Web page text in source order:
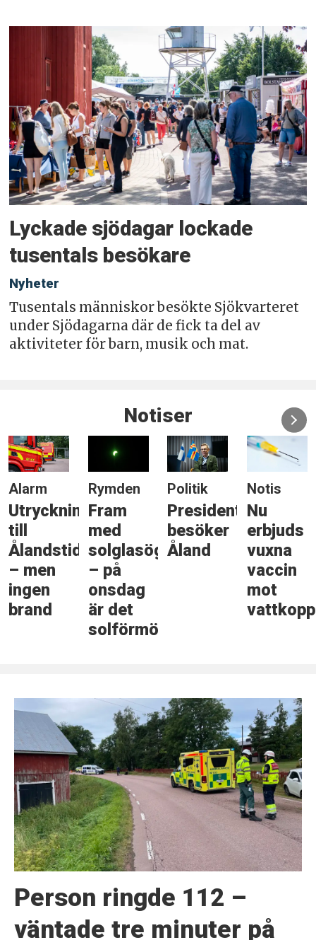
Lyckade sjödagar lockade
tusentals besökare
Nyheter
Tusentals människor besökte Sjökvarteret
under Sjödagarna där de fick ta del av
aktiviteter för barn, musik och mat.
Notiser
Alarm
Utryckning
till
Ålandstidningen
– men
ingen
brand
Rymden
Fram
med
solglasögonen
– på
onsdag
är det
solförmörkelse
Politik
Presidenten
besöker
Åland
Notis
Nu
erbjuds
vuxna
vaccin
mot
Person ringde 112 –
väntade tre minuter på